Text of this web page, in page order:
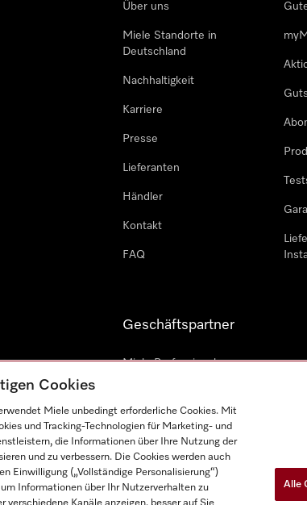
Über uns
Miele Standorte in
Deutschland
Nachhaltigkeit
Karriere
Presse
Lieferanten
Händler
Kontakt
FAQ
Geschäftspartner
Miele Professional
Miele Marine
Architekten und Bauträger
Cookies
Miele unbedingt erforderliche Cookies. Mit
und Tracking-Technologien für Marketing- und
die Informationen über Ihre Nutzung der
und zu verbessern. Die Cookies werden auch
Einwilligung („Vollständige Personalisierung“)
Informationen über Ihr Nutzerverhalten zu
Alle